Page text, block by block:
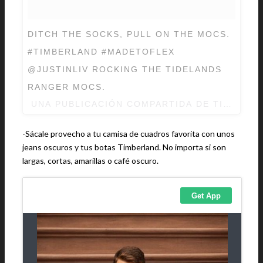
DITCH THE SOCKS, PULL ON THE MOCS.
#TIMBERLAND #MADETOFLEX
@JUSTINLIV ROCKING THE TIDELANDS
RANGER MOCS.
-Sácale provecho a tu camisa de cuadros favorita con unos
jeans oscuros y tus botas Timberland. No importa si son
largas, cortas, amarillas o café oscuro.